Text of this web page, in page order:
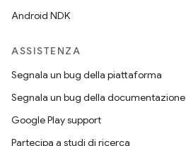
Android NDK
ASSISTENZA
Segnala un bug della piattaforma
Segnala un bug della documentazione
Google Play support
Partecipa a studi di ricerca